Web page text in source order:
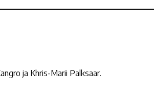
ja Khris-Marii Palksaar.